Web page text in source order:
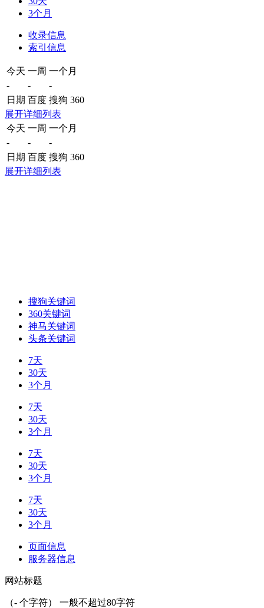
3个月
收录信息
索引信息
今天 一周 一个月
-
-
-
日期 百度 搜狗 360
展开详细列表
今天 一周 一个月
-
-
-
日期 百度 搜狗 360
展开详细列表
搜狗关键词
360关键词
神马关键词
头条关键词
7天
30天
3个月
7天
30天
3个月
7天
30天
3个月
7天
30天
3个月
页面信息
服务器信息
网站标题
（- 个字符） 一般不超过80字符